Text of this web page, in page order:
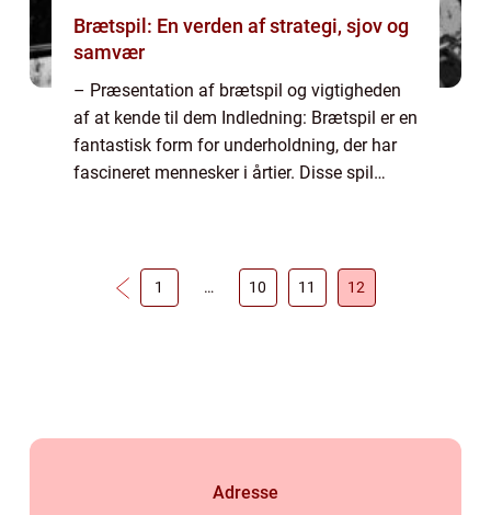
Brætspil: En verden af strategi, sjov og
samvær
– Præsentation af brætspil og vigtigheden
af at kende til dem Indledning: Brætspil er en
fantastisk form for underholdning, der har
fascineret mennesker i årtier. Disse spil
1 … 10 11 12
Adresse